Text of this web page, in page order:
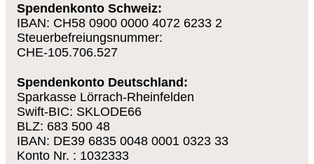
Spendenkonto Schweiz:
IBAN: CH58 0900 0000 4072 6233 2
Steuerbefreiungsnummer:
CHE-105.706.527
Spendenkonto Deutschland:
Sparkasse Lörrach-Rheinfelden
Swift-BIC: SKLODE66
BLZ: 683 500 48
IBAN: DE39 6835 0048 0001 0323 33
Konto Nr. : 1032333